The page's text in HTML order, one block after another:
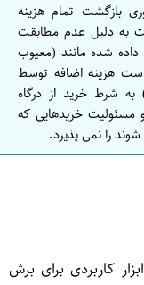
بازگشت تمام هزینه
به دلیل عدم مطابقت
شده مانند (معیوب
هزینه اضافه توسط
شرط خرید از درگاه
خریدهایی که
را نمی پذیرد.
3 عددی یک ابزار کاربردی برای برش